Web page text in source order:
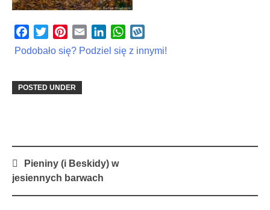
Facebook
TwitterPinterest
Email LinkedInWhatsApp
Podobało się? Podziel się z innymi!
POSTED UNDER
Post
navigation
Pieniny (i Beskidy) w
jesiennych barwach